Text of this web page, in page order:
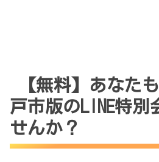
【無料】あなた
戸市版のLINE特別
せんか？